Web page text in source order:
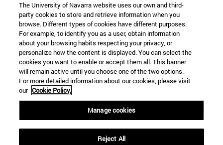
The University of Navarra website uses our own and third-
party cookies to store and retrieve information when you
browse. Different types of cookies have different purposes.
For example, to identify you as a user, obtain information
about your browsing habits respecting your privacy, or
personalize how the content is displayed. You can select the
cookies you want to enable or accept them all. This banner
will remain active until you choose one of the two options.
For more detailed information about our cookies, please visit
our Cookie Policy.
Manage cookies
Reject All